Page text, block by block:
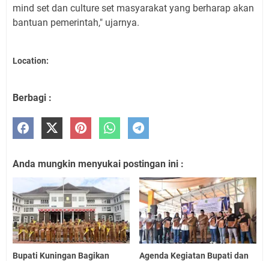
mind set dan culture set masyarakat yang berharap akan
bantuan pemerintah," ujarnya.
Location:
Berbagi :
Anda mungkin menyukai postingan ini :
Bupati Kuningan Bagikan
Agenda Kegiatan Bupati dan